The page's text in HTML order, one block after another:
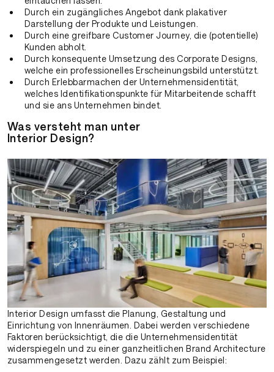
Durch ein zugängliches Angebot dank plakativer
Darstellung der Produkte und Leistungen.
Durch eine greifbare Customer Journey, die (potentielle)
Kunden abholt.
Durch konsequente Umsetzung des Corporate Designs,
welche ein professionelles Erscheinungsbild unterstützt.
Durch Erlebbarmachen der Unternehmensidentität,
welches Identifikationspunkte für Mitarbeitende schafft
und sie ans Unternehmen bindet.
Was versteht man unter
Interior Design?
Interior Design umfasst die Planung, Gestaltung und
Einrichtung von Innenräumen. Dabei werden verschiedene
Faktoren berücksichtigt, die die Unternehmensidentität
widerspiegeln und zu einer ganzheitlichen Brand Architecture
zusammengesetzt werden. Dazu zählt zum Beispiel: